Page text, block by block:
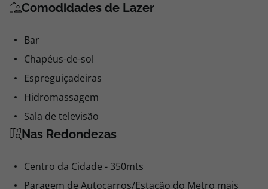
Comodidades de Lazer
Bar
Chapéus-de-sol
Espreguiçadeiras
Hidromassagem
Sala de televisão
Nas Redondezas
Centro da Cidade - 350mts
Paragem de Autocarros/Estação do Metro mais